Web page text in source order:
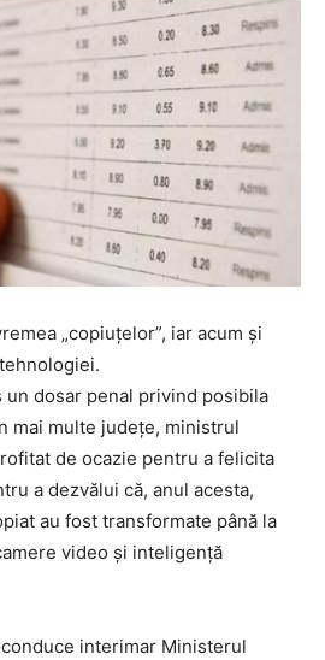
„copiuțelor”, iar acum și
un dosar penal privind posibila
mai multe județe, ministrul
de ocazie pentru a felicita
a dezvălui că, anul acesta,
au fost transformate până la
video și inteligență
interimar Ministerul